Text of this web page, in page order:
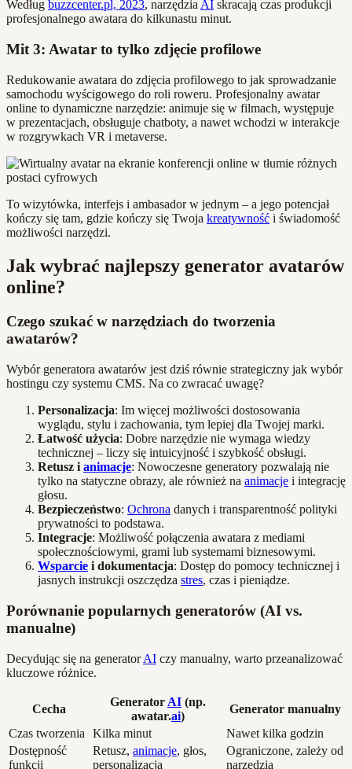
Według buzzcenter.pl, 2023, narzędzia AI skracają czas produkcji
profesjonalnego awatara do kilkunastu minut.
Mit 3: Awatar to tylko zdjęcie profilowe
Redukowanie awatara do zdjęcia profilowego to jak sprowadzanie
samochodu wyścigowego do roli roweru. Profesjonalny awatar
online to dynamiczne narzędzie: animuje się w filmach, występuje
w prezentacjach, obsługuje chatboty, a nawet wchodzi w interakcje
w rozgrywkach VR i metaverse.
To wizytówka, interfejs i ambasador w jednym – a jego potencjał
kończy się tam, gdzie kończy się Twoja kreatywność i świadomość
możliwości narzędzi.
Jak wybrać najlepszy generator avatarów
online?
Czego szukać w narzędziach do tworzenia
awatarów?
Wybór generatora awatarów jest dziś równie strategiczny jak wybór
hostingu czy systemu CMS. Na co zwracać uwagę?
Personalizacja: Im więcej możliwości dostosowania
wyglądu, stylu i zachowania, tym lepiej dla Twojej marki.
Łatwość użycia: Dobre narzędzie nie wymaga wiedzy
technicznej – liczy się intuicyjność i szybkość obsługi.
Retusz i animacje: Nowoczesne generatory pozwalają nie
tylko na statyczne obrazy, ale również na animacje i integrację
głosu.
Bezpieczeństwo: Ochrona danych i transparentność polityki
prywatności to podstawa.
Integracje: Możliwość połączenia awatara z mediami
społecznościowymi, grami lub systemami biznesowymi.
Wsparcie i dokumentacja: Dostęp do pomocy technicznej i
jasnych instrukcji oszczędza stres, czas i pieniądze.
Porównanie popularnych generatorów (AI vs.
manualne)
Decydując się na generatorAI czy manualny, warto przeanalizować
kluczowe różnice.
Cecha
Generator AI (np.
awatar.ai)
Generator manualny
Czas tworzenia
Kilka minut
Nawet kilka godzin
Dostępność
funkcji
Retusz, animacje, głos,
personalizacja
Ograniczone, zależy od
narzędzia